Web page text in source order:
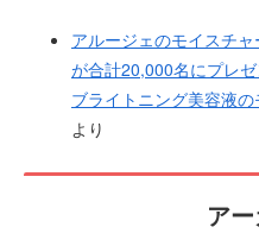
アルージェのモイスチ
が合計20,000名にプレ
ブライトニング美容液
より
ア